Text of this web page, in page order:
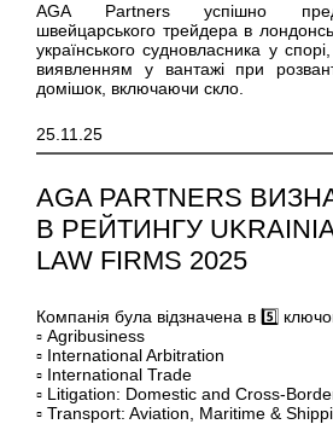
УКРАЇНСЬКОГО
СУДНОВЛАСНИКА
AGA Partners успішно
швейцарського трейдера в
українського судновласника у
виявленням у вантажі при
домішок, включаючи скло.
25.11.25
AGA PARTNERS
В РЕЙТИНГУ
LAW FIRMS 2025
Компанія була відзначена в 5️⃣
▫ Agribusiness
▫ International Arbitration
▫ International Trade
▫ Litigation: Domestic and Cross-
▫ Transport: Aviation, Maritime &